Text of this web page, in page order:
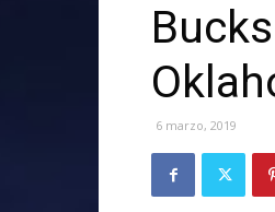
6 marzo, 2019